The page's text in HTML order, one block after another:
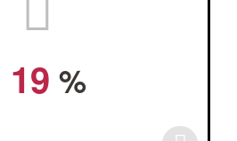
19 %